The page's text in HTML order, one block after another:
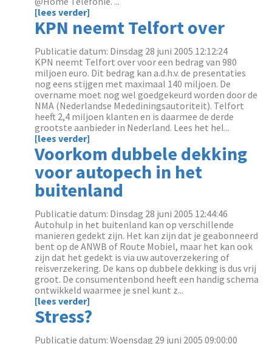
[lees verder]
KPN neemt Telfort over
Publicatie datum: Dinsdag 28 juni 2005 12:12:24
KPN neemt Telfort over voor een bedrag van 980
miljoen euro. Dit bedrag kan a.d.h.v. de presentaties
nog eens stijgen met maximaal 140 miljoen. De
overname moet nog wel goedgekeurd worden door de
NMA (Nederlandse Medediningsautoriteit). Telfort
heeft 2,4 miljoen klanten en is daarmee de derde
grootste aanbieder in Nederland. Lees het hel...
[lees verder]
Voorkom dubbele dekking
voor autopech in het
buitenland
Publicatie datum: Dinsdag 28 juni 2005 12:44:46
Autohulp in het buitenland kan op verschillende
manieren gedekt zijn. Het kan zijn dat je geabonneerd
bent op de ANWB of Route Mobiel, maar het kan ook
zijn dat het gedekt is via uw autoverzekering of
reisverzekering. De kans op dubbele dekking is dus vrij
groot. De consumentenbond heeft een handig schema
ontwikkeld waarmee je snel kunt z...
[lees verder]
Stress?
Publicatie datum: Woensdag 29 juni 2005 09:00:00